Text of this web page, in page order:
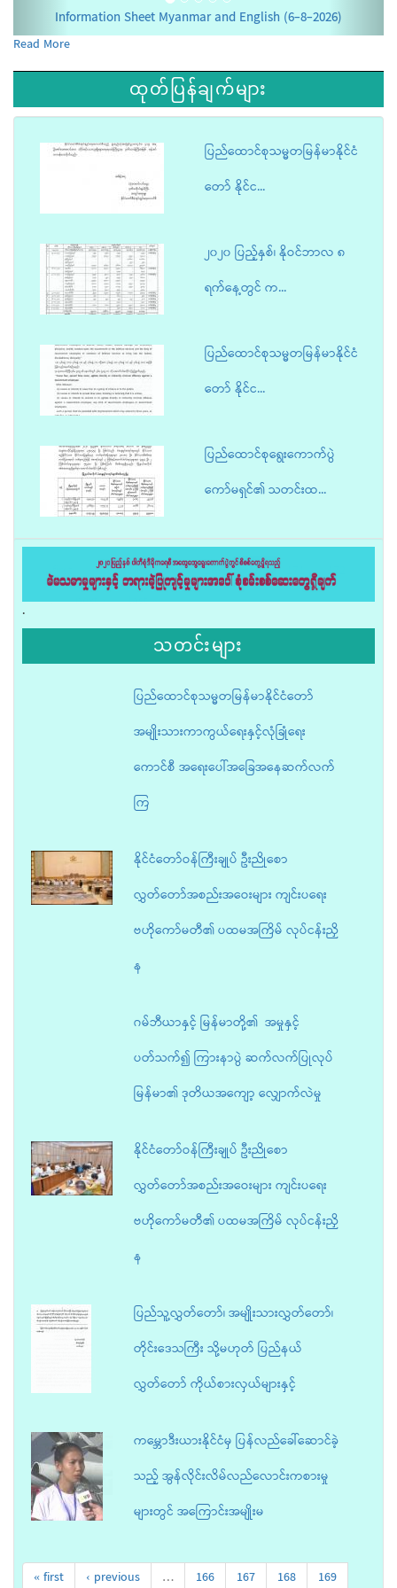
Information Sheet Myanmar and English (6-8-2026)
Read More
ထုတ်ပြန်ချက်များ
ပြည်ထောင်စုသမ္မတမြန်မာနိုင်ငံ
တော် နိုင်င...
၂၀၂၀ ပြည့်နှစ်၊ နိုဝင်ဘာလ ၈
ရက်နေ့တွင် က...
ပြည်ထောင်စုသမ္မတမြန်မာနိုင်ငံ
တော် နိုင်င...
ပြည်ထောင်စုရွေးကောက်ပွဲ
ကော်မရှင်၏ သတင်းထ...
« first ‹ previous … 169 170
172
…
next › last »
.
သတင်းများ
ပြည်ထောင်စုသမ္မတမြန်မာနိုင်ငံတော်
အမျိုးသားကာကွယ်ရေးနှင့်လုံခြုံရေး
ကောင်စီ အရေးပေါ်အခြေအနေဆက်လက်
ကြ
နိုင်ငံတော်ဝန်ကြီးချုပ် ဦးညိုစော
လွှတ်တော်အစည်းအဝေးများ ကျင်းပရေး
ဗဟိုကော်မတီ၏ ပထမအကြိမ် လုပ်ငန်းညှိ
န
ဂမ်ဘီယာနှင့် မြန်မာတို့၏ အမှုနှင့်
ပတ်သက်၍ ကြားနာပွဲ ဆက်လက်ပြုလုပ်
မြန်မာ၏ ဒုတိယအကျော့ လျှောက်လဲမှု
နိုင်ငံတော်ဝန်ကြီးချုပ် ဦးညိုစော
လွှတ်တော်အစည်းအဝေးများ ကျင်းပရေး
ဗဟိုကော်မတီ၏ ပထမအကြိမ် လုပ်ငန်းညှိ
န
ပြည်သူ့လွှတ်တော်၊ အမျိုးသားလွှတ်တော်၊
တိုင်းဒေသကြီး သို့မဟုတ် ပြည်နယ်
လွှတ်တော် ကိုယ်စားလှယ်များနှင့်
ကမ္ဘောဒီးယားနိုင်ငံမှ ပြန်လည်ခေါ်ဆောင်ခဲ့
သည့် အွန်လိုင်းလိမ်လည်လောင်းကစားမှု
များတွင် အကြောင်းအမျိုးမ
« first ‹ previous … 166 167 168 169